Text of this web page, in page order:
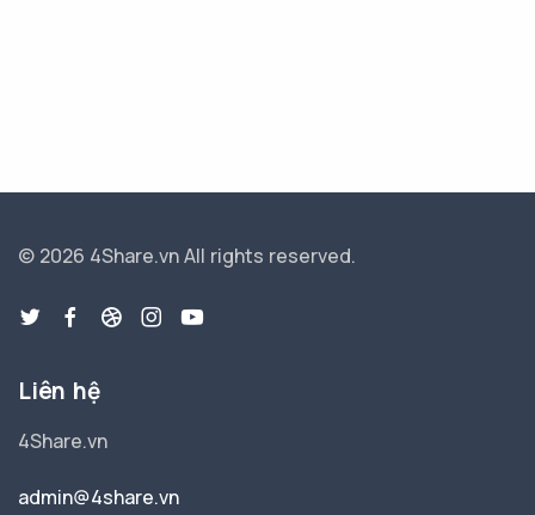
© 2026 4Share.vnAll rights reserved.
Liên hệ
4Share.vn
admin@4share.vn